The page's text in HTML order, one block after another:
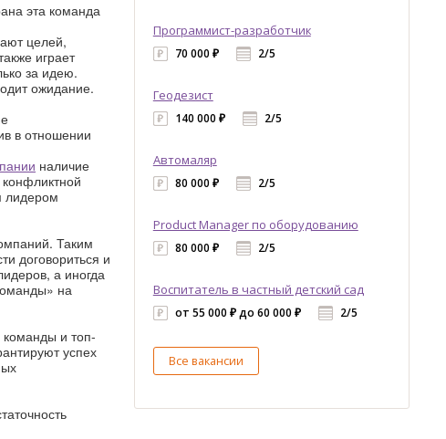
эта команда
целей,
играет
за идею.
ожидание.
в отношении
наличие
лидером
Таким
договориться и
а иногда
на
команды и топ-
успех
Программист-разработчик
70 000 ₽ 2/5
Геодезист
140 000 ₽ 2/5
Автомаляр
80 000 ₽ 2/5
Product Manager по оборудованию
80 000 ₽ 2/5
Воспитатель в частный детский сад
от 55 000 ₽ до 60 000 ₽ 2/5
Все вакансии